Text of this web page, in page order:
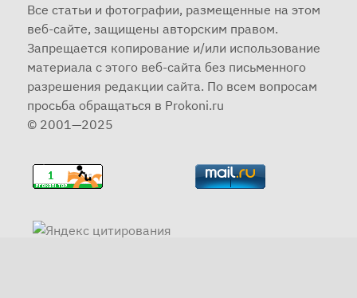
Все статьи и фотографии, размещенные на этом
веб-сайте, защищены авторским правом.
Запрещается копирование и/или использование
материала с этого веб-сайта без письменного
разрешения редакции сайта. По всем вопросам
просьба обращаться в Prokoni.ru
© 2001—2025